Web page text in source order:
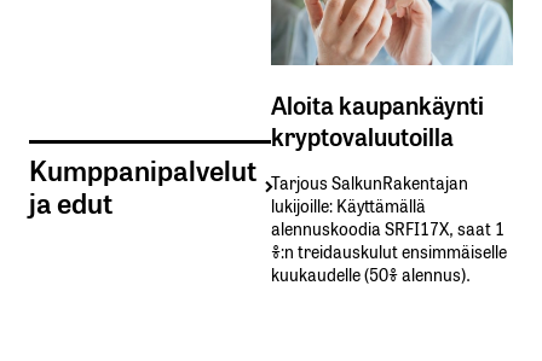
Kumppanipalvelut
ja edut
Aloita kaupankäynti
kryptovaluutoilla
Tarjous SalkunRakentajan
lukijoille: Käyttämällä​ ​
alennuskoodia​ ​SRFI17X,​ ​saat​ ​1
%:n treidauskulut​ ​ensimmäiselle​ ​
kuukaudelle​ ​(50%​ ​alennus).